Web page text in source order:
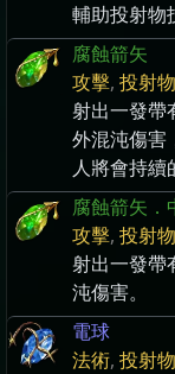
輔助投射物
腐蝕箭矢
攻擊, 投射物
射出一發帶
外混沌傷害
人將會持續
腐蝕箭矢．
攻擊, 投射物
射出一發帶
沌傷害。
電球
法術, 投射物